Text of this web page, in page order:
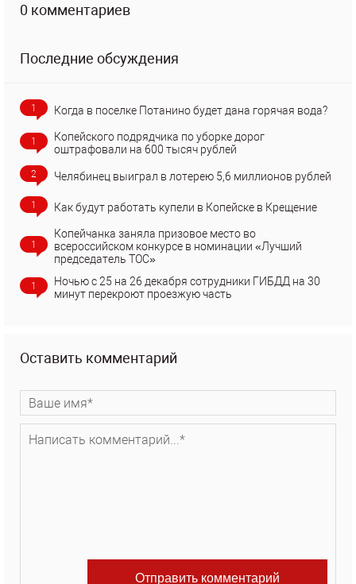
0 комментариев
Последние обсуждения
1 Когда в поселке Потанино будет дана горячая вода?
1
Копейского подрядчика по уборке дорог
оштрафовали на 600 тысяч рублей
2 Челябинец выиграл в лотерею 5,6 миллионов рублей
1 Как будут работать купели в Копейске в Крещение
1
Копейчанка заняла призовое место во
всероссийском конкурсе в номинации «Лучший
председатель ТОС»
1
Ночью с 25 на 26 декабря сотрудники ГИБДД на 30
минут перекроют проезжую часть
Оставить комментарий